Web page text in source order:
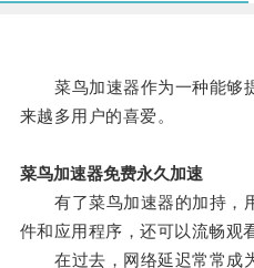
菜鸟加速器作为一种能够
来越多用户的喜爱。
菜鸟加速器免费永久加速
有了菜鸟加速器的加持，
件和应用程序，还可以流畅观
在过去，网络延迟常常成